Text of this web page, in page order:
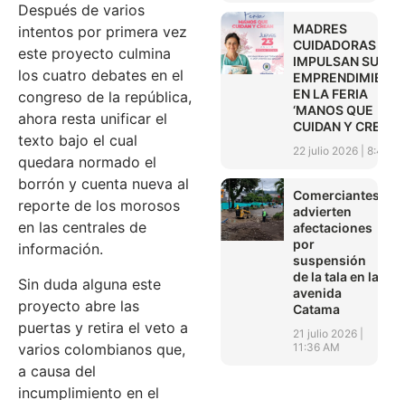
Después de varios
intentos por primera vez
este proyecto culmina
los cuatro debates en el
congreso de la república,
ahora resta unificar el
texto bajo el cual
quedara normado el
borrón y cuenta nueva al
reporte de los morosos
en las centrales de
información.
Sin duda alguna este
proyecto abre las
puertas y retira el veto a
varios colombianos que,
a causa del
incumplimiento en el
MADRES
CUIDADORAS
IMPULSAN SUS
EN LA FERIA
‘MANOS QUE
CUIDAN Y CREAN’
22 julio 2026 8:45
Comerciantes
advierten
afectaciones
por
suspensión
de la tala en la
avenida
Catama
21 julio 2026
11:36 AM